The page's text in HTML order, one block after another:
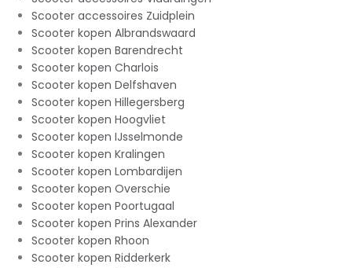
Scooter accessoires Zuidplein
Scooter kopen Albrandswaard
Scooter kopen Barendrecht
Scooter kopen Charlois
Scooter kopen Delfshaven
Scooter kopen Hillegersberg
Scooter kopen Hoogvliet
Scooter kopen IJsselmonde
Scooter kopen Kralingen
Scooter kopen Lombardijen
Scooter kopen Overschie
Scooter kopen Poortugaal
Scooter kopen Prins Alexander
Scooter kopen Rhoon
Scooter kopen Ridderkerk